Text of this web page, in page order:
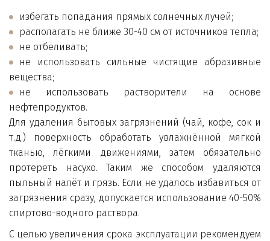
избегать попадания прямых солнечных лучей;
располагать не ближе 30-40 см от источников тепла;
не отбеливать;
не использовать сильные чистящие абразивные
вещества;
не использовать растворители на основе
нефтепродуктов.
Для удаления бытовых загрязнений (чай, кофе, сок и
т.д.) поверхность обработать увлажнённой мягкой
тканью, лёгкими движениями, затем обязательно
протереть насухо. Таким же способом удаляются
пыльный налёт и грязь. Если не удалось избавиться от
загрязнения сразу, допускается использование 40-50%
спиртово-водного раствора.
С целью увеличения срока эксплуатации рекомендуем